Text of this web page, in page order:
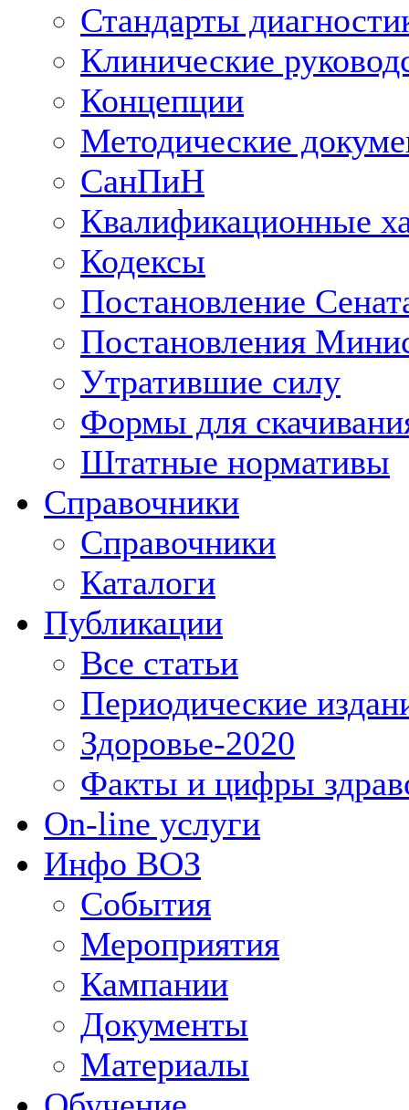
Стандарты
Клинические
Концепции
Методические
СанПиН
Квалификационные
Кодексы
Постановление
Постановления
Утратившие силу
Формы для
Штатные нормативы
Справочники
Справочники
Каталоги
Публикации
Все статьи
Периодические
Здоровье-2020
Факты и цифры
On-line услуги
Инфо ВОЗ
События
Мероприятия
Кампании
Документы
Материалы